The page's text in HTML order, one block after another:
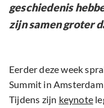
geschiedenis
zijn samen groter
Eerder deze week
Summit in
Tijdens zijn keynote